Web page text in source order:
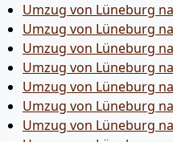
Umzug von Lüneburg
Umzug von Lüneburg
Umzug von Lüneburg
Umzug von Lüneburg
Umzug von Lüneburg
Umzug von Lüneburg
Umzug von Lüneburg